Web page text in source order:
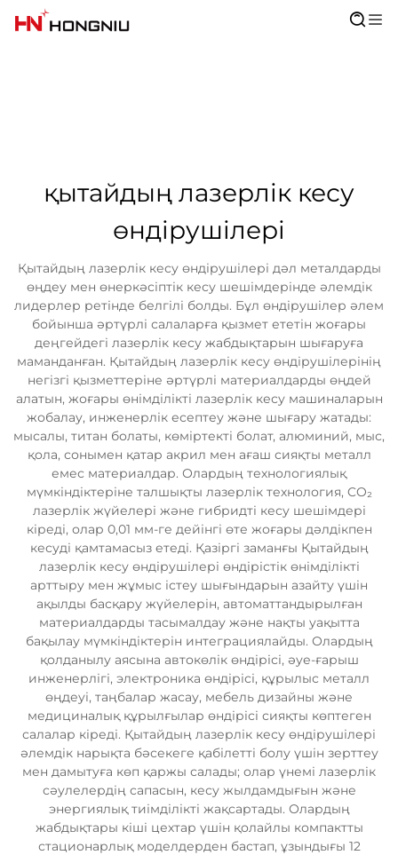
қытайдың лазерлік кесу
өндірушілері
Қытайдың лазерлік кесу өндірушілері дәл металдарды
өңдеу мен өнеркәсіптік кесу шешімдерінде әлемдік
лидерлер ретінде белгілі болды. Бұл өндірушілер әлем
бойынша әртүрлі салаларға қызмет ететін жоғары
деңгейдегі лазерлік кесу жабдықтарын шығаруға
маманданған. Қытайдың лазерлік кесу өндірушілерінің
негізгі қызметтеріне әртүрлі материалдарды өңдей
алатын, жоғары өнімділікті лазерлік кесу машиналарын
жобалау, инженерлік есептеу және шығару жатады:
мысалы, титан болаты, көміртекті болат, алюминий, мыс,
қола, сонымен қатар акрил мен ағаш сияқты металл
емес материалдар. Олардың технологиялық
мүмкіндіктеріне талшықты лазерлік технология, CO₂
лазерлік жүйелері және гибридті кесу шешімдері
кіреді, олар 0,01 мм-ге дейінгі өте жоғары дәлдікпен
кесуді қамтамасыз етеді. Қазіргі заманғы Қытайдың
лазерлік кесу өндірушілері өндірістік өнімділікті
арттыру мен жұмыс істеу шығындарын азайту үшін
ақылды басқару жүйелерін, автоматтандырылған
материалдарды тасымалдау және нақты уақытта
бақылау мүмкіндіктерін интеграциялайды. Олардың
қолданылу аясына автокөлік өндірісі, әуе-ғарыш
инженерлігі, электроника өндірісі, құрылыс металл
өңдеуі, таңбалар жасау, мебель дизайны және
медициналық құрылғылар өндірісі сияқты көптеген
салалар кіреді. Қытайдың лазерлік кесу өндірушілері
әлемдік нарықта бәсекеге қабілетті болу үшін зерттеу
мен дамытуға көп қаржы салады; олар үнемі лазерлік
сәулелердің сапасын, кесу жылдамдығын және
энергиялық тиімділікті жақсартады. Олардың
жабдықтары кіші цехтар үшін қолайлы компактты
стационарлық моделдерден бастап, ұзындығы 12